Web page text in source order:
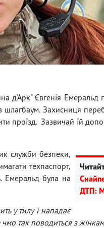
д'Арк" Євгенія Емеральд
Захисниця
проїзд. Зазвичай їй
ДТП:
служби безпеки,
техпаспорт,
Емеральд була на
у тилу і нападає
чмо так поводиться з